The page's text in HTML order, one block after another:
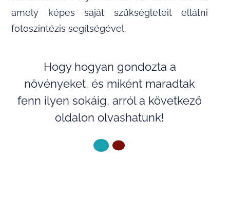
amely képes saját szükségleteit ellátni
fotoszintézis segítségével.
Hogy hogyan gondozta a
növényeket, és miként maradtak
fenn ilyen sokáig, arról a következő
oldalon olvashatunk!